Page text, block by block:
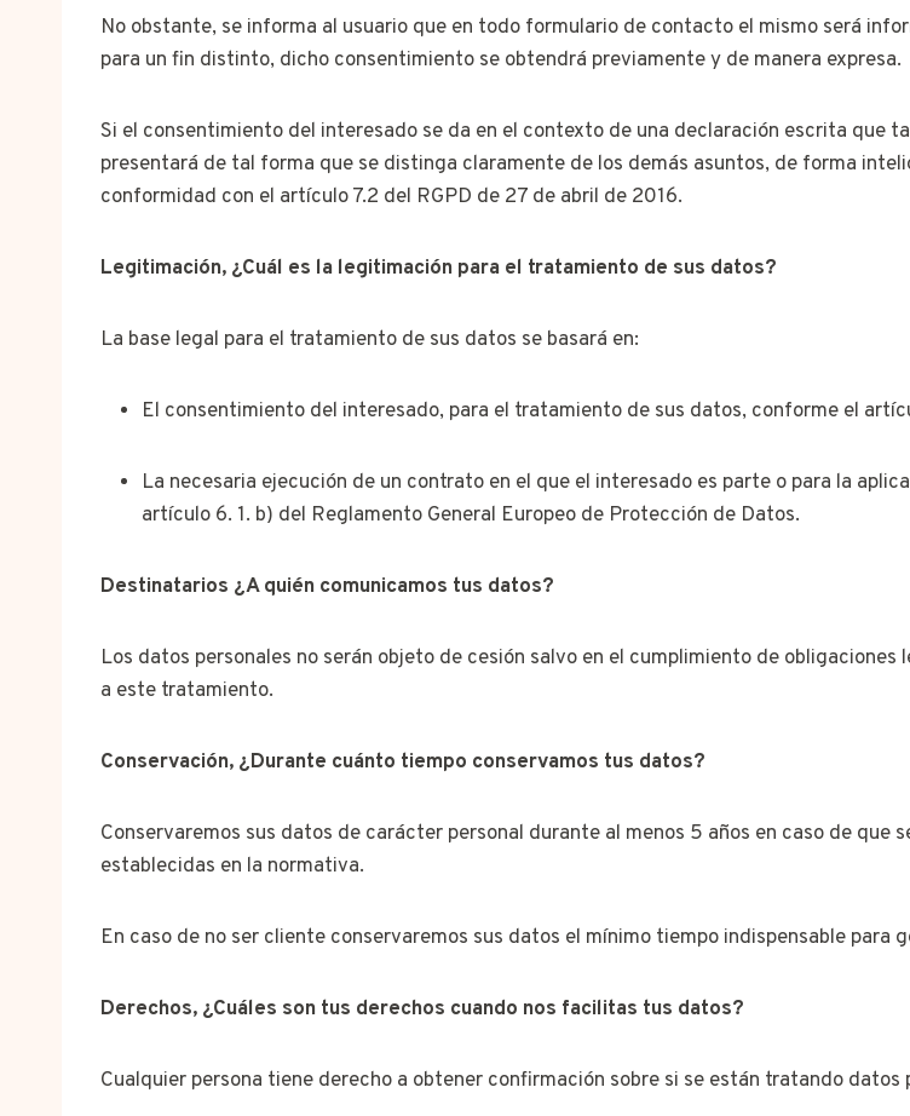
No obstante, se informa al usuario que en todo formulario de contacto el mismo será
para un fin distinto, dicho consentimiento se obtendrá previamente y de manera expresa.
Si el consentimiento del interesado se da en el contexto de una declaración escrita que
presentará de tal forma que se distinga claramente de los demás asuntos, de forma
conformidad con el artículo 7.2 del RGPD de 27 de abril de 2016.
Legitimación, ¿Cuál es la legitimación para el tratamiento de sus datos?
La base legal para el tratamiento de sus datos se basará en:
El consentimiento del interesado, para el tratamiento de sus datos, conforme el
La necesaria ejecución de un contrato en el que el interesado es parte o para la
artículo 6. 1. b) del Reglamento General Europeo de Protección de Datos.
Destinatarios ¿A quién comunicamos tus datos?
Los datos personales no serán objeto de cesión salvo en el cumplimiento de
a este tratamiento.
Conservación, ¿Durante cuánto tiempo conservamos tus datos?
Conservaremos sus datos de carácter personal durante al menos 5 años en caso de
establecidas en la normativa.
En caso de no ser cliente conservaremos sus datos el mínimo tiempo indispensable para
Derechos, ¿Cuáles son tus derechos cuando nos facilitas tus datos?
Cualquier persona tiene derecho a obtener confirmación sobre si se están tratando datos